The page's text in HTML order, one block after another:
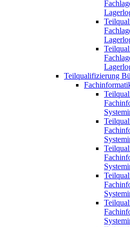
Teilqualifizierung